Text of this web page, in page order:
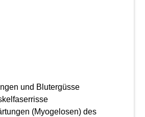
und Blutergüsse
(Myogelosen) des